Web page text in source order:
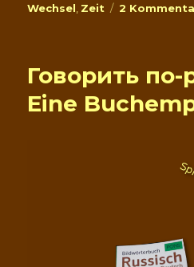
Wechsel, Zeit 2
Говорить по-
Eine